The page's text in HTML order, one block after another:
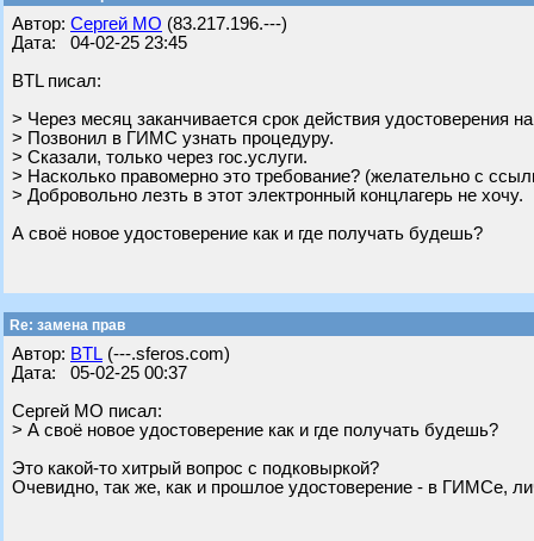
Автор: Сергей МО (83.217.196.---)
Дата: 04-02-25 23:45
BTL писал:
> Через месяц заканчивается срок действия удостоверения
> Позвонил в ГИМС узнать процедуру.
> Сказали, только через гос.услуги.
> Насколько правомерно это требование? (желательно с
> Добровольно лезть в этот электронный концлагерь не хочу.
А своё новое удостоверение как и где получать будешь?
Re: замена прав
Автор: BTL (---.sferos.com)
Дата: 05-02-25 00:37
Сергей МО писал:
> А своё новое удостоверение как и где получать будешь?
Это какой-то хитрый вопрос с подковыркой?
Очевидно, так же, как и прошлое удостоверение - в ГИМСе,